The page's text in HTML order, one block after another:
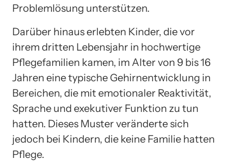
Problemlösung unterstützen.
Darüber hinaus erlebten Kinder, die vor
ihrem dritten Lebensjahr in hochwertige
Pflegefamilien kamen, im Alter von 9 bis 16
Jahren eine typische Gehirnentwicklung in
Bereichen, die mit emotionaler Reaktivität,
Sprache und exekutiver Funktion zu tun
hatten. Dieses Muster veränderte sich
jedoch bei Kindern, die keine Familie hatten
Pflege.